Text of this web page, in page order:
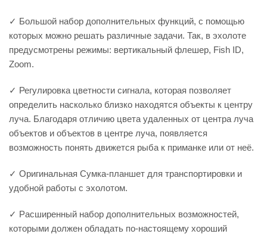
✓ Большой набор дополнительных функций, с помощью
которых можно решать различные задачи. Так, в эхолоте
предусмотрены режимы: вертикальный флешер, Fish ID,
Zoom.
✓ Регулировка цветности сигнала, которая позволяет
определить насколько близко находятся объекты к центру
луча. Благодаря отличию цвета удаленных от центра луча
объектов и объектов в центре луча, появляется
возможность понять движется рыба к приманке или от неё.
✓ Оригинальная Сумка-планшет для транспортировки и
удобной работы с эхолотом.
✓ Расширенный набор дополнительных возможностей,
которыми должен обладать по-настоящему хороший